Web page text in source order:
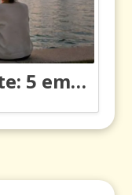
Resiliencia migrante: 5 emociones y cómo gestionarlas